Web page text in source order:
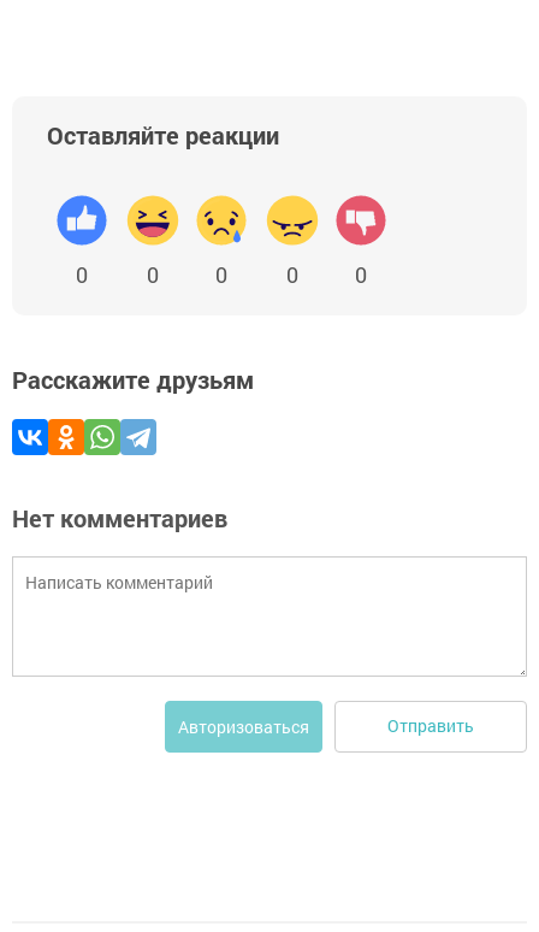
Оставляйте реакции
0 0 0 0 0
Расскажите друзьям
Нет комментариев
Авторизоваться Отправить